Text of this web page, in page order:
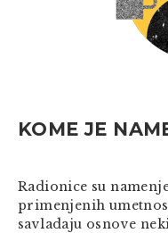
KOME JE
Radionice su
primenjenih
savladaju osnove